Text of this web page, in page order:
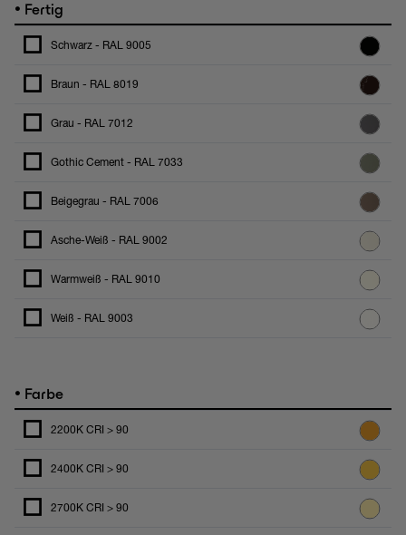
• Fertig
Schwarz - RAL 9005
Braun - RAL 8019
Grau - RAL 7012
Gothic Cement - RAL 7033
Beigegrau - RAL 7006
Asche-Weiß - RAL 9002
Warmweiß - RAL 9010
Weiß - RAL 9003
• Farbe
2200K CRI > 90
2400K CRI > 90
2700K CRI > 90